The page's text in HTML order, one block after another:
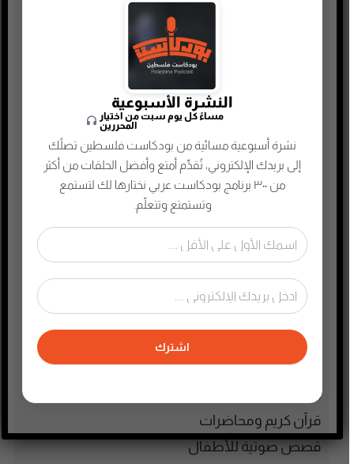
سياسة واقتصاد
سيرة ذاتية
صناعة المحتوى
علوم وصحة
غير مصنف
فكر وفلسفة
فلسطين
فنون وترفيه
قرآن كريم ومحاضرات
قصص صوتية للأطفال
النشرة الأسبوعية
مساءً كل يوم سبت من اختيار
المحررين
نشرة أسبوعية مسائية من بودكاست فلسطين تصلُك
إلى بريدك الإلكتروني، تُقدِّم أمتع وأفضل الحلقات من أكثر
من ٣٠٠ برنامج بودكاست عربي نختارها لك لتستمع
وتستمتع وتتعلّم.
اشترك